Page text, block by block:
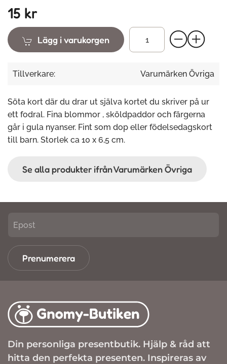
15 kr
Lägg i varukorgen
Tillverkare: Varumärken Övriga
Söta kort där du drar ut själva kortet du skriver på ur
ett fodral. Fina blommor , sköldpaddor och färgerna
går i gula nyanser. Fint som dop eller födelsedagskort
till barn. Storlek ca 10 x 6,5 cm.
Se alla produkter ifrån Varumärken Övriga
Prenumerera
Din personliga presentbutik. Hjälp & råd att
hitta den perfekta presenten. Inspireras av